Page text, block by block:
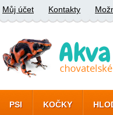
Můj účet Kontakty
PSI KOČKY